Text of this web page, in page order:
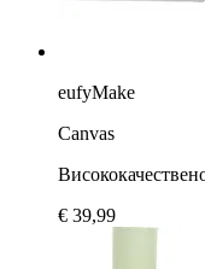
eufyMake
Canvas
€ 39,99